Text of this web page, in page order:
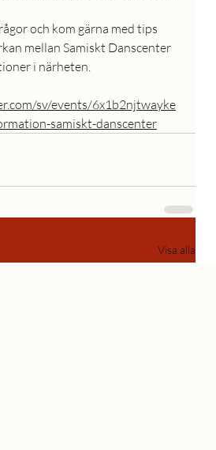
och kom gärna med tips
mellan Samiskt Danscenter
i närheten.
sv/events/6x1b2njtwayke
samiskt-danscenter
Visa alla